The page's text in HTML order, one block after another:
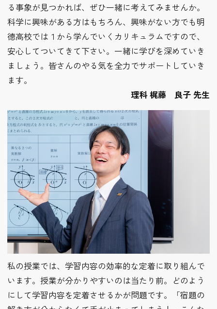
る事象が見つかれば、ぜひ一緒に考えてみませんか。
科学に興味がある方はもちろん、興味がない方でも明
徳高校では１から学んでいくカリキュラムですので、
安心してついてきて下さい。一緒に学びを深めていき
ましょう。皆さんのやる気を全力でサポートしていき
ます。
理科 梶藤 良子 先生
私の授業では、学習内容の効率的な定着に取り組んで
います。授業が分かりやすいのは当たり前。どのよう
にして学習内容を定着させるかが問題です。「宿題の